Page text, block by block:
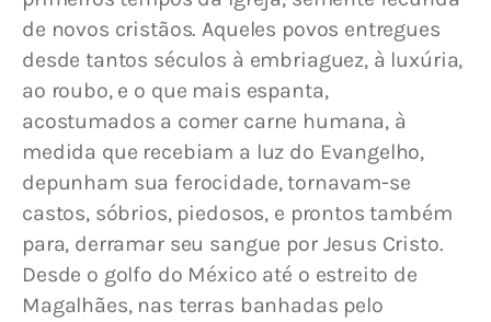
de novos cristãos. Aqueles povos entregues
desde tantos séculos à embriaguez, à luxúria,
ao roubo, e o que mais espanta,
acostumados a comer carne humana, à
medida que recebiam a luz do Evangelho,
depunham sua ferocidade, tornavam-se
castos, sóbrios, piedosos, e prontos também
para, derramar seu sangue por Jesus Cristo.
Desde o golfo do México até o estreito de
Magalhães, nas terras banhadas pelo